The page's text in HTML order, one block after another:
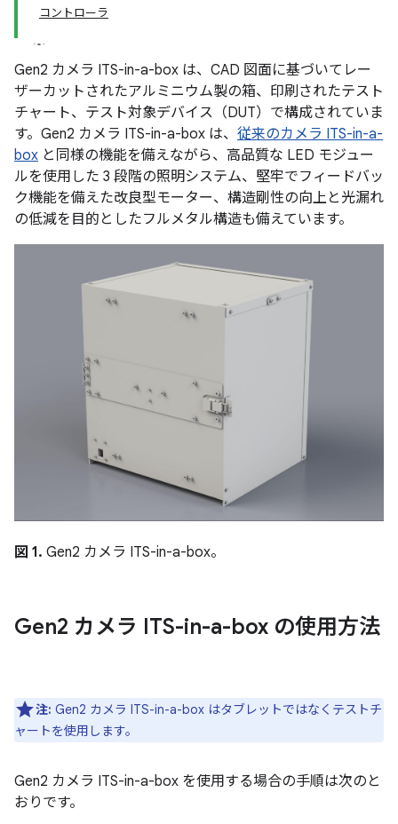
コントローラ
Gen2 カメラ ITS-in-a-box は、CAD 図面に基づいてレー
ザーカットされたアルミニウム製の箱、印刷されたテスト
チャート、テスト対象デバイス（DUT）で構成されていま
す。Gen2 カメラ ITS-in-a-box は、 従来のカメラ ITS-in-a-
box と同様の機能を備えながら、高品質な LED モジュー
ルを使用した 3 段階の照明システム、堅牢でフィードバッ
ク機能を備えた改良型モーター、構造剛性の向上と光漏れ
の低減を目的としたフルメタル構造も備えています。
図 1. Gen2 カメラ ITS-in-a-box。
Gen2 カメラ ITS-in-a-box の使用方法
注: Gen2 カメラ ITS-in-a-box はタブレットではなくテストチ
ャートを使用します。
Gen2 カメラ ITS-in-a-box を使用する場合の手順は次のと
おりです。